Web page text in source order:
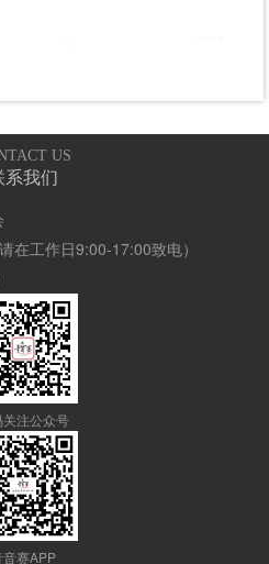
US
系我们
在工作日9:00-17:00致电）
关注公众号
音赛APP